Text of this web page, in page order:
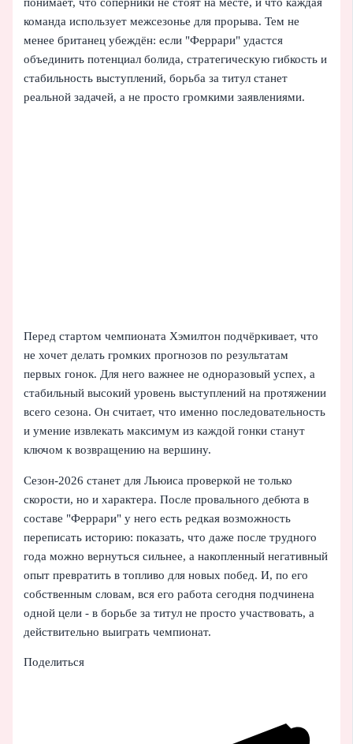
команда использует межсезонье для прорыва. Тем не
менее британец убеждён: если "Феррари" удастся
объединить потенциал болида, стратегическую гибкость и
стабильность выступлений, борьба за титул станет
реальной задачей, а не просто громкими заявлениями.
Перед стартом чемпионата Хэмилтон подчёркивает, что
не хочет делать громких прогнозов по результатам
первых гонок. Для него важнее не одноразовый успех, а
стабильный высокий уровень выступлений на протяжении
всего сезона. Он считает, что именно последовательность
и умение извлекать максимум из каждой гонки станут
ключом к возвращению на вершину.
Сезон‑2026 станет для Льюиса проверкой не только
скорости, но и характера. После провального дебюта в
составе "Феррари" у него есть редкая возможность
переписать историю: показать, что даже после трудного
года можно вернуться сильнее, а накопленный негативный
опыт превратить в топливо для новых побед. И, по его
собственным словам, вся его работа сегодня подчинена
одной цели - в борьбе за титул не просто участвовать, а
действительно выиграть чемпионат.
Поделиться